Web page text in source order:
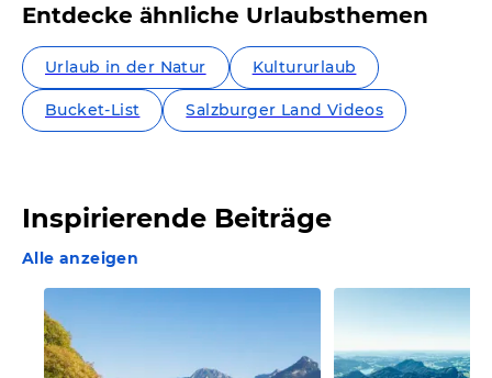
Entdecke ähnliche Urlaubsthemen
Urlaub in der Natur Kultururlaub
Bucket-List Salzburger Land Videos
Inspirierende Beiträge
Alle anzeigen